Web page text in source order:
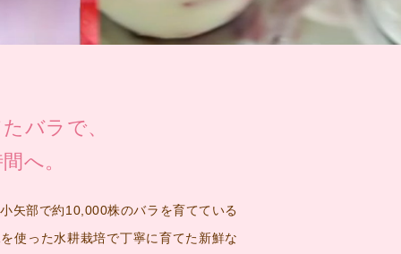
バラで、
へ。
矢部で約10,000株のバラを育てている
使った水耕栽培で丁寧に育てた新鮮な